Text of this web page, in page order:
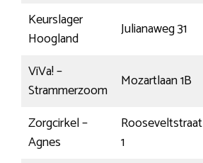
Keurslager
Hoogland
Julianaweg 31
ViVa! –
Strammerzoom
Mozartlaan 1B
Zorgcirkel –
Agnes
Rooseveltstraat
1